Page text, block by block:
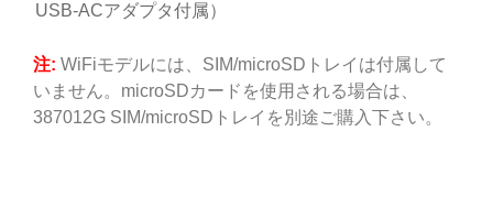
USB-ACアダプタ付属）
注: WiFiモデルには、SIM/microSDトレイは付属して
いません。microSDカードを使用される場合は、
387012G SIM/microSDトレイを別途ご購入下さい。